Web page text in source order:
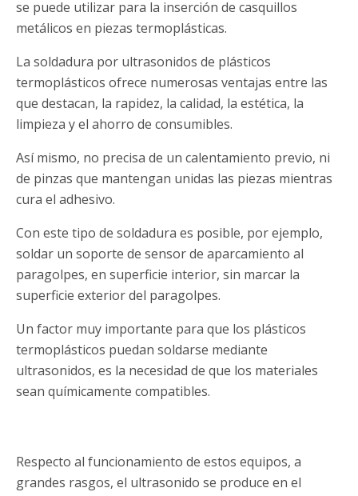
se puede utilizar para la inserción de casquillos
metálicos en piezas termoplásticas.
La soldadura por ultrasonidos de plásticos
termoplásticos ofrece numerosas ventajas entre las
que destacan, la rapidez, la calidad, la estética, la
limpieza y el ahorro de consumibles.
Así mismo, no precisa de un calentamiento previo, ni
de pinzas que mantengan unidas las piezas mientras
cura el adhesivo.
Con este tipo de soldadura es posible, por ejemplo,
soldar un soporte de sensor de aparcamiento al
paragolpes, en superficie interior, sin marcar la
superficie exterior del paragolpes.
Un factor muy importante para que los plásticos
termoplásticos puedan soldarse mediante
ultrasonidos, es la necesidad de que los materiales
sean químicamente compatibles.
Respecto al funcionamiento de estos equipos, a
grandes rasgos, el ultrasonido se produce en el